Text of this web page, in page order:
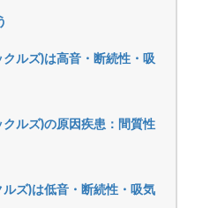
ルズ)は高音・断続性・吸
ルズ)の原因疾患：間質性
ズ)は低音・断続性・吸気